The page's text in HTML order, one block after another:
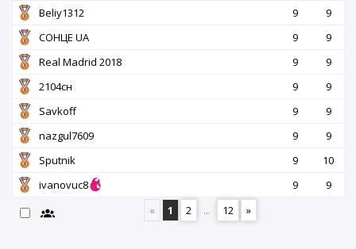
Beliy1312
9
9
СОНЦЕ UA
9
9
Real Madrid 2018
9
9
2104сн
9
9
Savkoff
9
9
nazgul7609
9
9
Sputnik
9
10
ivanovuc8
9
9
«
1 2 ... 12 »